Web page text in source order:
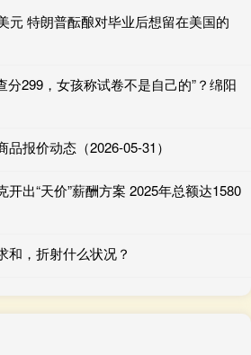
元 特朗普酝酿对毕业后想留在美国的
分299，女孩称试卷不是自己的”？绵阳
报价动态（2026-05-31）
出“天价”薪酬方案 2025年总额达1580
和，折射什么状况？